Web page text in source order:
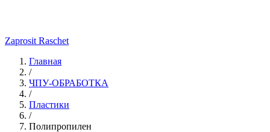
Zaprosit Raschet
Главная
/
ЧПУ-ОБРАБОТКА
/
Пластики
/
Полипропилен